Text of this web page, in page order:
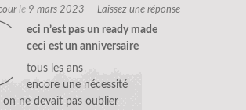
le 9 mars 2023 — Laissez une réponse
eci n’est pas un ready made
ceci est un anniversaire
tous les ans
encore une nécessité
on ne devait pas oublier